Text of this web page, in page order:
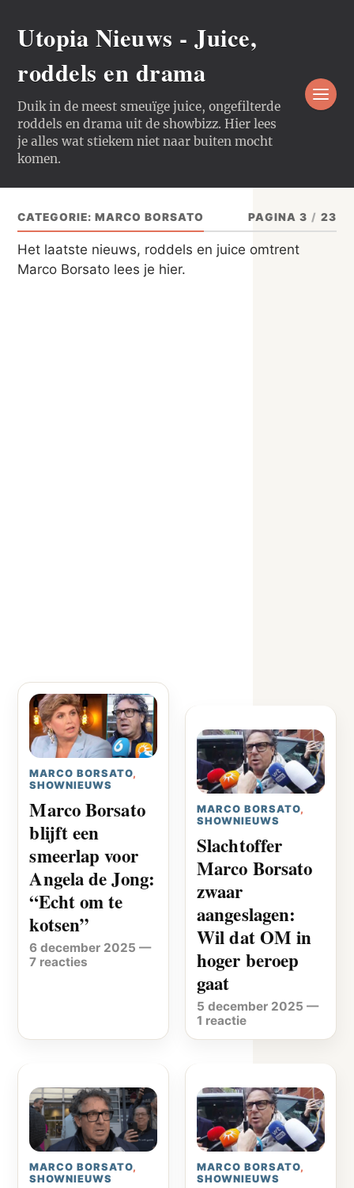
Utopia Nieuws - Juice,
roddels en drama
Duik in de meest smeuïge juice, ongefilterde
roddels en drama uit de showbizz. Hier lees
je alles wat stiekem niet naar buiten mocht
komen.
CATEGORIE:MARCO BORSATO PAGINA 3 / 23
Het laatste nieuws, roddels en juice omtrent
Marco Borsato lees je hier.
MARCO BORSATO,
SHOWNIEUWS
Marco Borsato
blijft een
smeerlap voor
Angela de Jong:
“Echt om te
kotsen”
6 december 2025 —
7 reacties
MARCO BORSATO,
SHOWNIEUWS
Slachtoffer
Marco Borsato
zwaar
aangeslagen:
Wil dat OM in
hoger beroep
gaat
5 december 2025 —
1 reactie
MARCO BORSATO,
SHOWNIEUWS
MARCO BORSATO,
SHOWNIEUWS